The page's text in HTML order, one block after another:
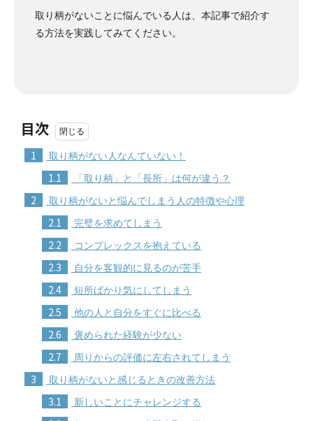
取り柄がないことに悩んでいる人は、本記事で紹介す
る方法を実践してみてください。
目次
1 取り柄がない人なんていない！
1.1 「取り柄」と「長所」は何が違う？
2 取り柄がないと悩んでしまう人の特徴や心理
2.1 完璧を求めてしまう
2.2 コンプレックスを抱えている
2.3 自分を客観的に見るのが苦手
2.4 短所ばかり気にしてしまう
2.5 他の人と自分をすぐに比べる
2.6 褒められた経験が少ない
2.7 周りからの評価に左右されてしまう
3 取り柄がないと感じるときの改善方法
3.1 新しいことにチャレンジする